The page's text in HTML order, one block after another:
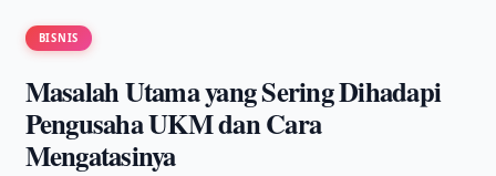
BISNIS
Masalah Utama yang Sering Dihadapi
Pengusaha UKM dan Cara
Mengatasinya